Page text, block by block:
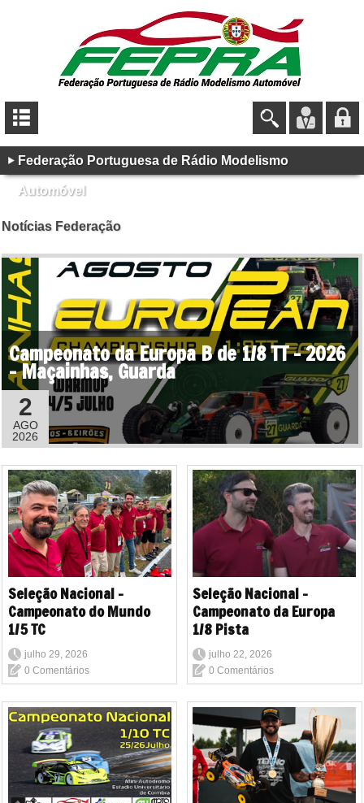
Federação Portuguesa de Rádio Modelismo
Automóvel
Notícias Federação
2
AGO
2026
Campeonato da Europa B de 1/8 TT - 2026
- Maçainhas, Guarda
Seleção Nacional -
Campeonato do Mundo
1/5 TC
julho 29, 2026
0 Comentários
Seleção Nacional -
Campeonato da Europa
1/8 Pista
julho 22, 2026
0 Comentários